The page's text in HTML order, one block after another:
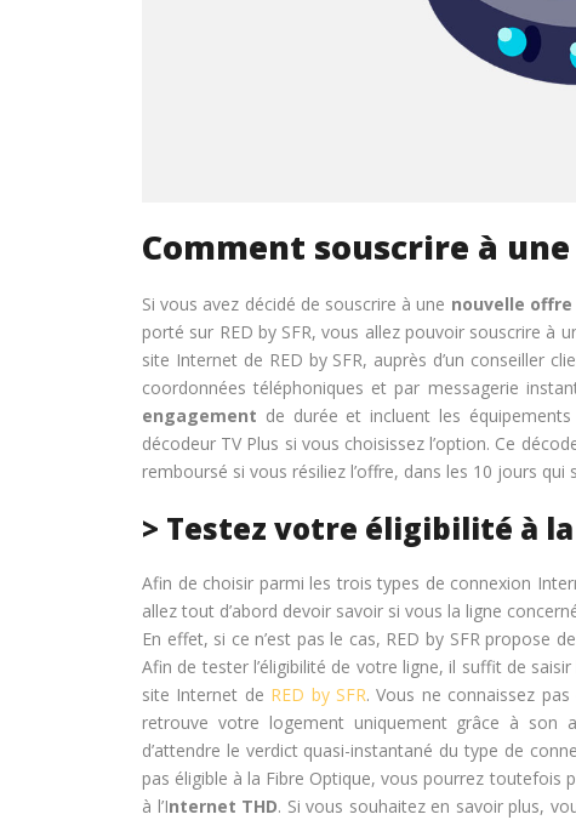
Comment souscrire à une
Si vous avez décidé de souscrire à une nouvelle
porté sur RED by SFR, vous allez pouvoir souscrire à
site Internet de RED by SFR, auprès d’un conseiller
coordonnées téléphoniques et par messagerie
engagement de durée et incluent les
décodeur TV Plus si vous choisissez l’option. Ce
remboursé si vous résiliez l’offre, dans les 10 jours
> Testez votre éligibilité à
Afin de choisir parmi les trois types de connexion
allez tout d’abord devoir savoir si vous la ligne
En effet, si ce n’est pas le cas, RED by SFR propose
Afin de tester l’éligibilité de votre ligne, il suffit de
site Internet de RED by SFR. Vous ne connaissez
retrouve votre logement uniquement grâce à
d’attendre le verdict quasi-instantané du type de
pas éligible à la Fibre Optique, vous pourrez
à l’Internet THD. Si vous souhaitez en savoir plus,